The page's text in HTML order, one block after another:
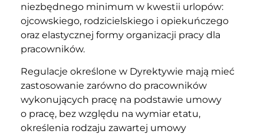
niezbędnego minimum w kwestii urlopów:
ojcowskiego, rodzicielskiego i opiekuńczego
oraz elastycznej formy organizacji pracy dla
pracowników.
Regulacje określone w Dyrektywie mają mieć
zastosowanie zarówno do pracowników
wykonujących pracę na podstawie umowy
o pracę, bez względu na wymiar etatu,
określenia rodzaju zawartej umowy